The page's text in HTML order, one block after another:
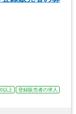
以上
登録販売者の求人